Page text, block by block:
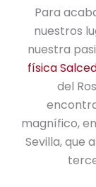
Para
nuestros
nuestra
física
del
magnífico,
Sevilla, que